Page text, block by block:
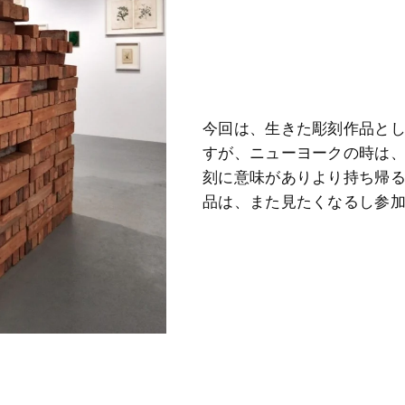
今回は、生きた彫刻作品と
すが、ニューヨークの時は
刻に意味がありより持ち帰
品は、また見たくなるし参